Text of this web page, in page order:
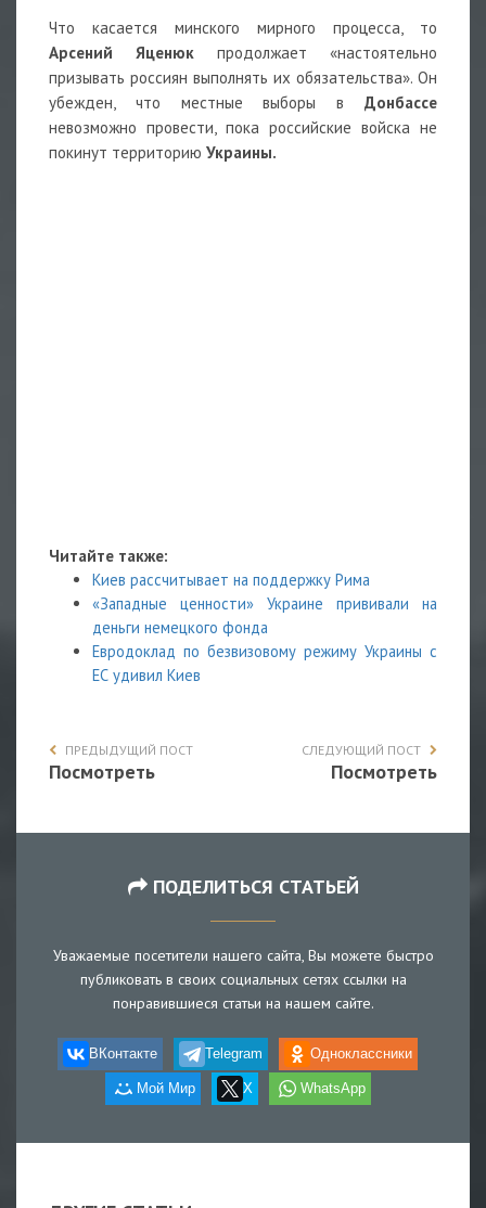
Что касается минского мирного процесса, то
Арсений Яценюк продолжает «настоятельно
призывать россиян выполнять их обязательства». Он
убежден, что местные выборы в Донбассе
невозможно провести, пока российские войска не
покинут территорию Украины.
Читайте также:
Киев рассчитывает на поддержку Рима
«Западные ценности» Украине прививали на
деньги немецкого фонда
Евродоклад по безвизовому режиму Украины с
ЕС удивил Киев
ПРЕДЫДУЩИЙ ПОСТ
Посмотреть
СЛЕДУЮЩИЙ ПОСТ
Посмотреть
ПОДЕЛИТЬСЯ СТАТЬЕЙ
Уважаемые посетители нашего сайта, Вы можете быстро
публиковать в своих социальных сетях ссылки на
понравившиеся статьи на нашем сайте.
ВКонтакте Telegram Одноклассники
Мой Мир X WhatsApp